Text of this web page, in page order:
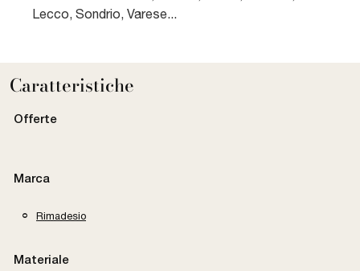
Lecco, Sondrio, Varese...
Caratteristiche
Offerte
Marca
Rimadesio
Materiale